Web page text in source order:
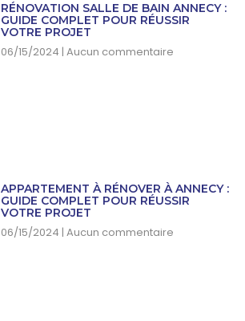
RÉNOVATION SALLE DE BAIN ANNECY :
GUIDE COMPLET POUR RÉUSSIR
VOTRE PROJET
06/15/2024 Aucun commentaire
APPARTEMENT À RÉNOVER À ANNECY :
GUIDE COMPLET POUR RÉUSSIR
VOTRE PROJET
06/15/2024 Aucun commentaire